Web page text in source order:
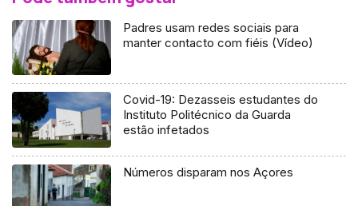
Padres usam redes sociais para
manter contacto com fiéis (Vídeo)
Covid-19: Dezasseis estudantes do
Instituto Politécnico da Guarda
estão infetados
Números disparam nos Açores